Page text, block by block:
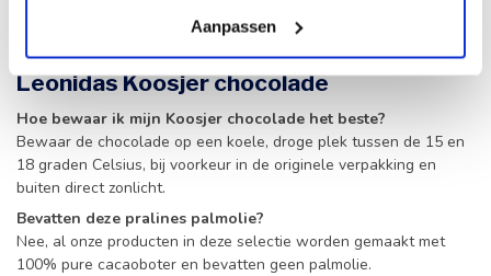
Aanpassen
FAQ – Veelgestelde vragen over
Leonidas Koosjer chocolade
Hoe bewaar ik mijn Koosjer chocolade het beste?
Bewaar de chocolade op een koele, droge plek tussen de 15 en
18 graden Celsius, bij voorkeur in de originele verpakking en
buiten direct zonlicht.
Bevatten deze pralines palmolie?
Nee, al onze producten in deze selectie worden gemaakt met
100% pure cacaoboter en bevatten geen palmolie.